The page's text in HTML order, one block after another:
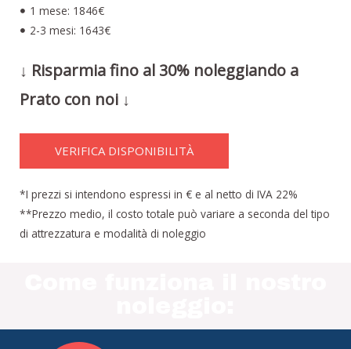
1 mese: 1846€
2-3 mesi: 1643€
↓ Risparmia fino al 30% noleggiando a
Prato con noi ↓
VERIFICA DISPONIBILITÀ
*I prezzi si intendono espressi in € e al netto di IVA 22%
**Prezzo medio, il costo totale può variare a seconda del tipo
di attrezzatura e modalità di noleggio